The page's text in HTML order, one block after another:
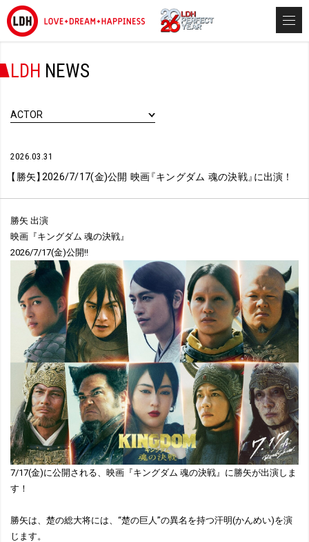
LDH NEWS
ACTOR
2026.03.31
【 勝矢】2026/7/17(金)公開 映画『キングダム 魂の決戦』に出演！
勝矢 出演
映画『キングダム 魂の決戦』
2026/7/17(金)公開!!
7/17(金)に公開される、映画『キングダム 魂の決戦』に勝矢が出演しま
す！
勝矢は、楚の総大将には、“楚の巨人”の異名を持つ汗明(かんめい)を演
じます。